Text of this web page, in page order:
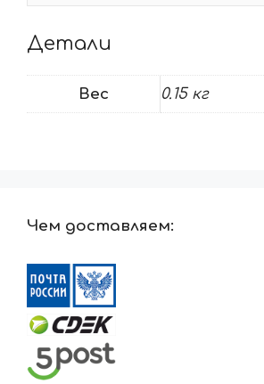
Детали
Вес 0.15 кг
Чем доставляем: